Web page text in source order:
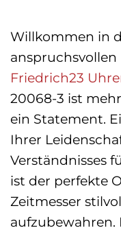
Willkommen in
Friedrich23
20068-3 ist
ein Statement.
Ihrer
Verständnisses
ist der perfekte
Zeitmesser
aufzubewahren.